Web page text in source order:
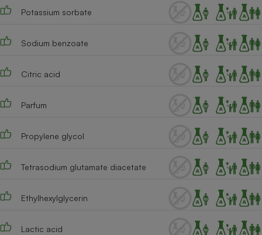
Potassium sorbate
Sodium benzoate
Citric acid
Parfum
Propylene glycol
Tetrasodium glutamate diacetate
Ethylhexylglycerin
Lactic acid
Robot ménager